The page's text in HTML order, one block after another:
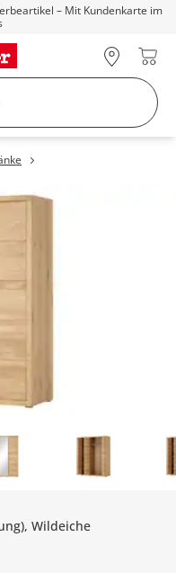
– Mit Kundenkarte im
Wildeiche